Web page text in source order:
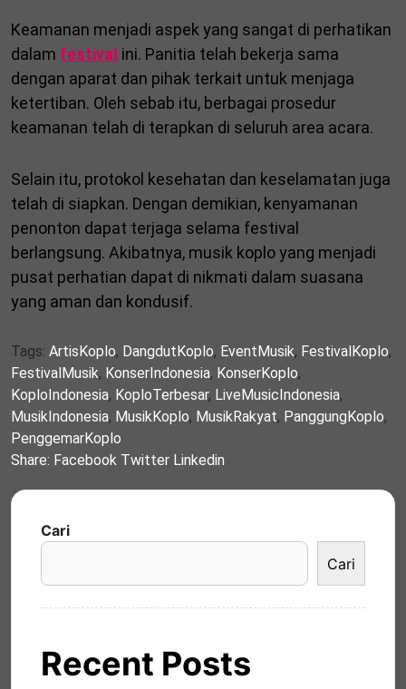
Keamanan menjadi aspek yang sangat di perhatikan
dalam festival ini. Panitia telah bekerja sama
dengan aparat dan pihak terkait untuk menjaga
ketertiban. Oleh sebab itu, berbagai prosedur
keamanan telah di terapkan di seluruh area acara.
Selain itu, protokol kesehatan dan keselamatan juga
telah di siapkan. Dengan demikian, kenyamanan
penonton dapat terjaga selama festival
berlangsung. Akibatnya, musik koplo yang menjadi
pusat perhatian dapat di nikmati dalam suasana
yang aman dan kondusif.
Tags: ArtisKoplo, DangdutKoplo, EventMusik, FestivalKoplo,
FestivalMusik, KonserIndonesia, KonserKoplo,
KoploIndonesia, KoploTerbesar, LiveMusicIndonesia,
MusikIndonesia, MusikKoplo, MusikRakyat, PanggungKoplo,
PenggemarKoplo
Share: Facebook Twitter Linkedin
Cari
Cari
Recent Posts